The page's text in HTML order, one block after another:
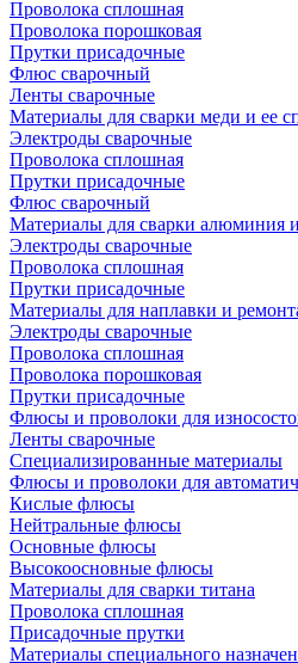
Проволока сплошная
Проволока порошковая
Прутки присадочные
Флюс сварочный
Ленты сварочные
Материалы для сварки меди и ее
Электроды сварочные
Проволока сплошная
Прутки присадочные
Флюс сварочный
Материалы для сварки алюминия
Электроды сварочные
Проволока сплошная
Прутки присадочные
Материалы для наплавки и
Электроды сварочные
Проволока сплошная
Проволока порошковая
Прутки присадочные
Флюсы и проволоки для
Ленты сварочные
Специализированные материалы
Флюсы и проволоки для
Кислые флюсы
Нейтральные флюсы
Основные флюсы
Высокоосновные флюсы
Материалы для сварки титана
Проволока сплошная
Присадочные прутки
Материалы специального